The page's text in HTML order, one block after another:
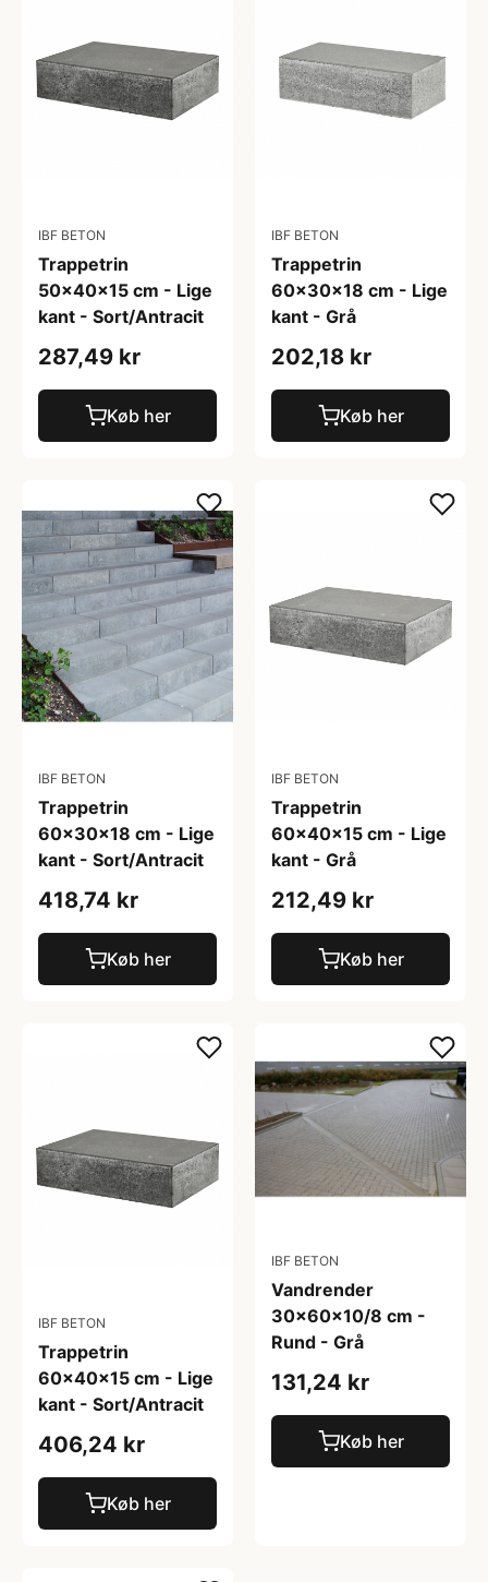
IBF BETON
Trappetrin
50x40x15 cm - Lige
kant - Sort/Antracit
287,49 kr
Køb her
IBF BETON
Trappetrin
60x30x18 cm - Lige
kant - Grå
202,18 kr
Køb her
IBF BETON
Trappetrin
60x30x18 cm - Lige
kant - Sort/Antracit
418,74 kr
Køb her
IBF BETON
Trappetrin
60x40x15 cm - Lige
kant - Grå
212,49 kr
Køb her
IBF BETON
Trappetrin
60x40x15 cm - Lige
kant - Sort/Antracit
406,24 kr
Køb her
IBF BETON
Vandrender
30x60x10/8 cm -
Rund - Grå
131,24 kr
Køb her